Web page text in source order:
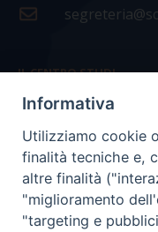
IL CENTRO STUDI
La nostra storia
Statuto
Presidenza e ufficio
Consiglio scientifico
Informativa
Utilizziamo cookie
finalità tecniche e,
altre finalità
"miglioramento
"targeting e